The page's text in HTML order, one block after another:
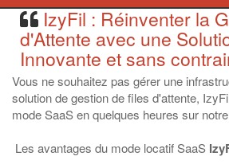
IzyFil : Réinventer la
d'Attente avec une
Innovante et sans
Vous ne souhaitez pas gérer une
solution de gestion de files d'attente,
mode SaaS en quelques heures sur
Les avantages du mode locatif SaaS